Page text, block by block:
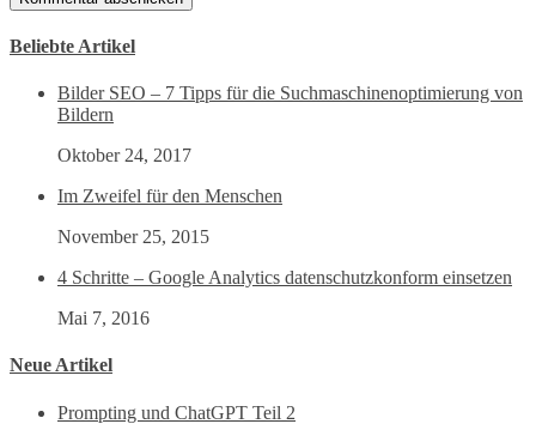
Beliebte Artikel
Bilder SEO – 7 Tipps für die Suchmaschinenoptimierung von
Bildern
Oktober 24, 2017
Im Zweifel für den Menschen
November 25, 2015
4 Schritte – Google Analytics datenschutzkonform einsetzen
Mai 7, 2016
Neue Artikel
Prompting und ChatGPT Teil 2